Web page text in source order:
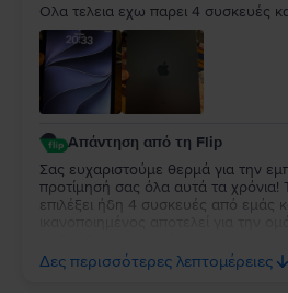
Ολα τελεια εχω παρει 4 συσκευές
Απάντηση από τη Flip
Σας ευχαριστούμε θερμά για την
προτίμησή σας όλα αυτά τα χρόνια!
επιλέξει ήδη 4 συσκευές από εμάς
ανταποκρίθηκαν στις προσδοκίες
τη στήριξή σας και θα χαρούμε να
Δες περισσότερες λεπτομέρειες